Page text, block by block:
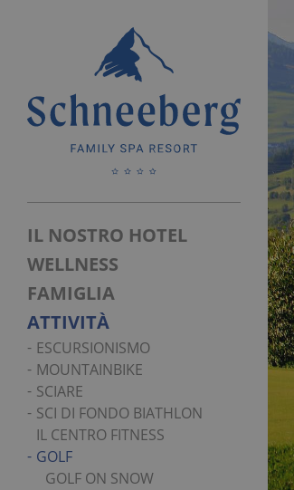
IL NOSTRO HOTEL
WELLNESS
FAMIGLIA
ATTIVITÀ
ESCURSIONISMO
MOUNTAINBIKE
SCIARE
SCI DI FONDO BIATHLON
IL CENTRO FITNESS
GOLF
GOLF ON SNOW